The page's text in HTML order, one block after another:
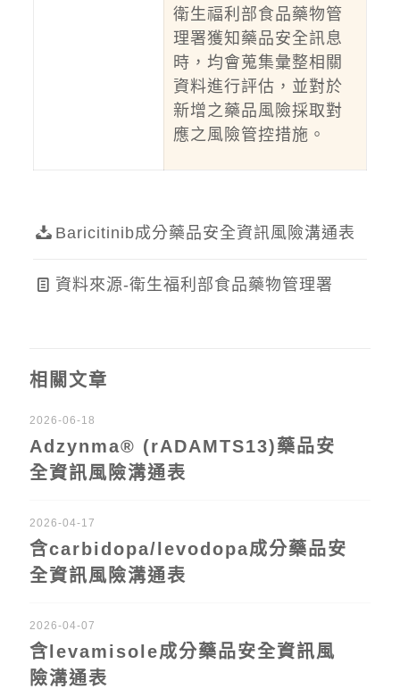
衛生福利部食品藥物管
理署獲知藥品安全訊息
時，均會蒐集彙整相關
資料進行評估，並對於
新增之藥品風險採取對
應之風險管控措施。
Baricitinib成分藥品安全資訊風險溝通表
資料來源-衛生福利部食品藥物管理署
相關文章
2026-06-18
Adzynma® (rADAMTS13)藥品安
全資訊風險溝通表
2026-04-17
含carbidopa/levodopa成分藥品安
全資訊風險溝通表
2026-04-07
含levamisole成分藥品安全資訊風
險溝通表